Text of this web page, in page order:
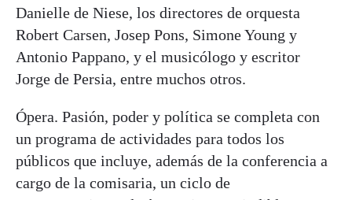
Danielle de Niese, los directores de orquesta
Robert Carsen, Josep Pons, Simone Young y
Antonio Pappano, y el musicólogo y escritor
Jorge de Persia, entre muchos otros.
Ópera. Pasión, poder y política se completa con
un programa de actividades para todos los
públicos que incluye, además de la conferencia a
cargo de la comisaria, un ciclo de